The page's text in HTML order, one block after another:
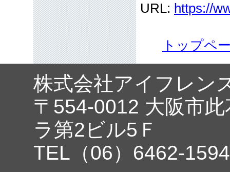
URL: https://
トップペ
株式会社アイフレン
〒554-0012 大阪市
ラ第2ビル5Ｆ
TEL（06）6462-